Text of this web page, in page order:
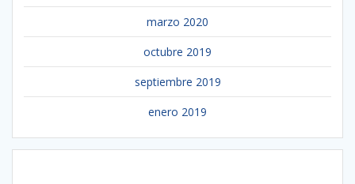
marzo 2020
octubre 2019
septiembre 2019
enero 2019